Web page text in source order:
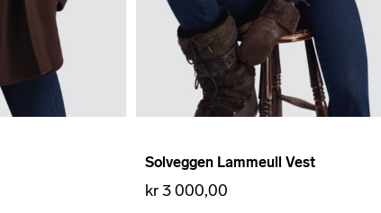
Solveggen Lammeull Vest
kr 3 000,00